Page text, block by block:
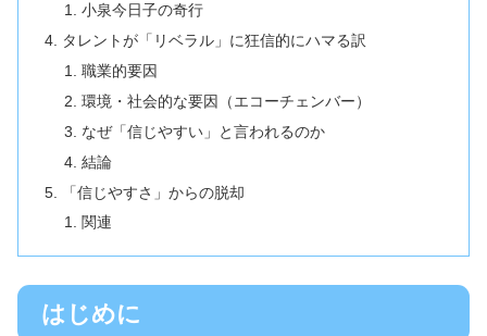
小泉今日子の奇行
タレントが「リベラル」に狂信的にハマる訳
職業的要因
環境・社会的な要因（エコーチェンバー）
なぜ「信じやすい」と言われるのか
結論
「信じやすさ」からの脱却
関連
はじめに